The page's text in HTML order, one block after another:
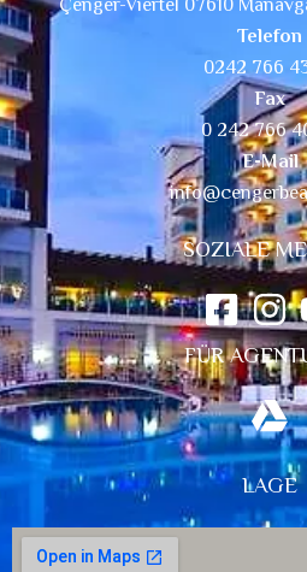
Çenger-Viertel 07610
Telefon
0242 766
Fax
0 242 766
E-Mail
SOZIALE
FÜR
LAGE